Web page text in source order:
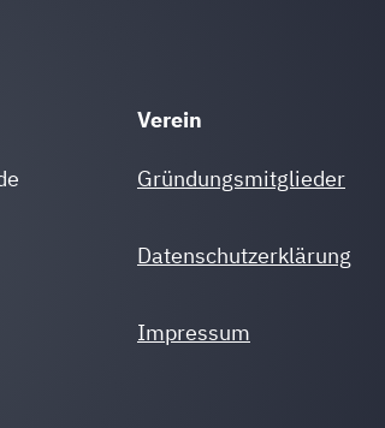
Verein
Gründungsmitglieder
Datenschutzerklärung
Impressum